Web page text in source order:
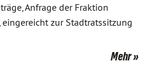
Anfrage der Fraktion
eingereicht zur Stadtratssitzung
Mehr